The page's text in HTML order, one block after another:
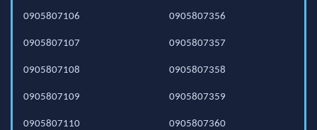
0905807106
0905807107
0905807108
0905807109
0905807110
0905807356
0905807357
0905807358
0905807359
0905807360